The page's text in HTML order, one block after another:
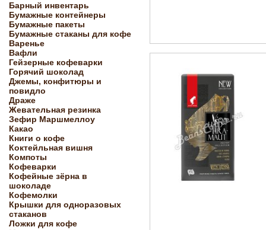
Барный инвентарь
Бумажные контейнеры
Бумажные пакеты
Бумажные стаканы для кофе
Варенье
Вафли
Гейзерные кофеварки
Горячий шоколад
Джемы, конфитюры и
повидло
Драже
Жевательная резинка
Зефир Маршмеллоу
Какао
Книги о кофе
Коктейльная вишня
Компоты
Кофеварки
Кофейные зёрна в
шоколаде
Кофемолки
Крышки для одноразовых
стаканов
Ложки для кофе